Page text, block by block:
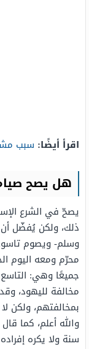
اقرأ أيضًا: سبب
هل يصح
يصحّ في الشرع
ذلك، ولكن يُفضّل
وسلم- ويصوم
محرّم ومعه اليوم
جميعًا وهي:
مخالفة لليهود،
بمخالفتهم، ولكن
والله أعلم، كما
سنة ولا يكره